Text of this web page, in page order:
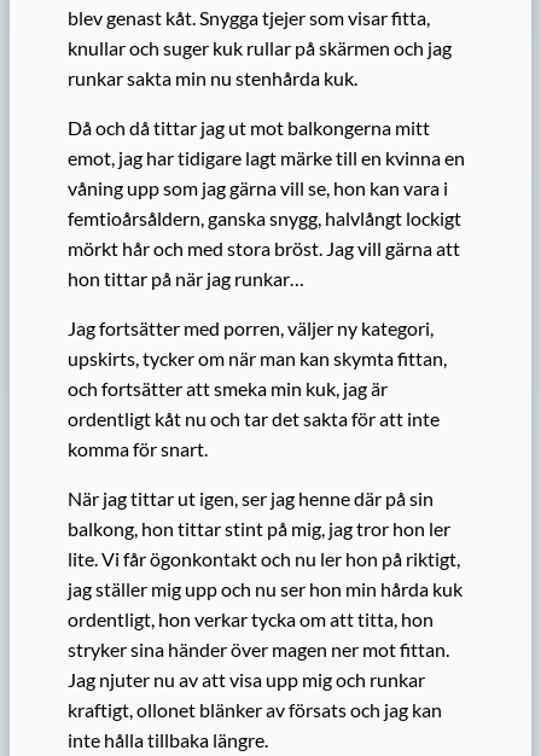
blev genast kåt. Snygga tjejer som visar fitta,
knullar och suger kuk rullar på skärmen och jag
runkar sakta min nu stenhårda kuk.
Då och då tittar jag ut mot balkongerna mitt
emot, jag har tidigare lagt märke till en kvinna en
våning upp som jag gärna vill se, hon kan vara i
femtioårsåldern, ganska snygg, halvlångt lockigt
mörkt hår och med stora bröst. Jag vill gärna att
hon tittar på när jag runkar…
Jag fortsätter med porren, väljer ny kategori,
upskirts, tycker om när man kan skymta fittan,
och fortsätter att smeka min kuk, jag är
ordentligt kåt nu och tar det sakta för att inte
komma för snart.
När jag tittar ut igen, ser jag henne där på sin
balkong, hon tittar stint på mig, jag tror hon ler
lite. Vi får ögonkontakt och nu ler hon på riktigt,
jag ställer mig upp och nu ser hon min hårda kuk
ordentligt, hon verkar tycka om att titta, hon
stryker sina händer över magen ner mot fittan.
Jag njuter nu av att visa upp mig och runkar
kraftigt, ollonet blänker av försats och jag kan
inte hålla tillbaka längre.